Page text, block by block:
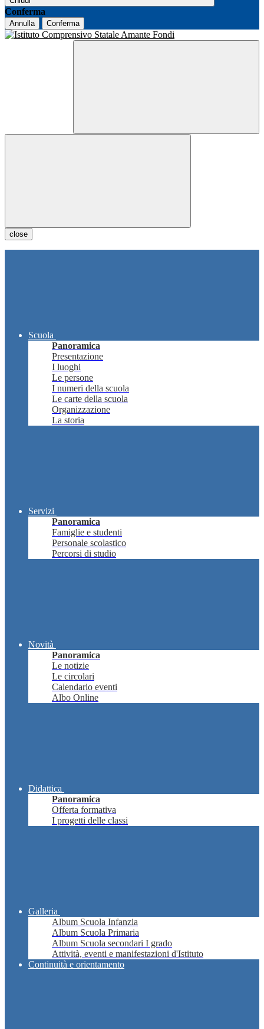
Conferma
Annulla Conferma
close
Scuola
Panoramica
Presentazione
I luoghi
Le persone
I numeri della scuola
Le carte della scuola
Organizzazione
La storia
Servizi
Panoramica
Famiglie e studenti
Personale scolastico
Percorsi di studio
Novità
Panoramica
Le notizie
Le circolari
Calendario eventi
Albo Online
Didattica
Panoramica
Offerta formativa
I progetti delle classi
Galleria
Album Scuola Infanzia
Album Scuola Primaria
Album Scuola secondari I grado
Attività, eventi e manifestazioni d'Istituto
Continuità e orientamento